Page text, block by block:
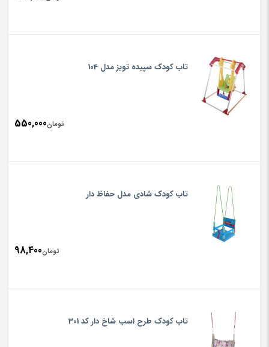
تاب کودک سپیده تویز مدل 104
تومان550,000
تاب کودک شادی مدل حفاظ دار
تومان98,400
تاب کودک طرح اسب شاخ دار کد 301